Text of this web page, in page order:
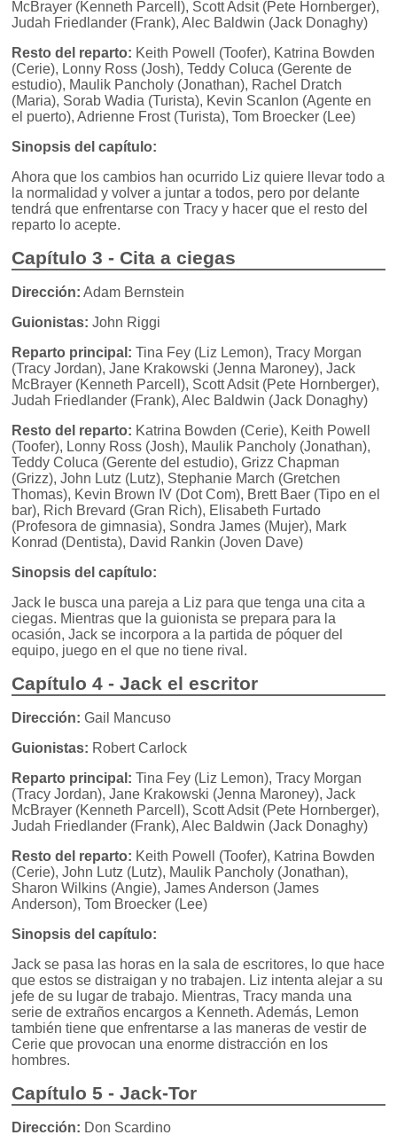
McBrayer (Kenneth Parcell), Scott Adsit (Pete Hornberger),
Judah Friedlander (Frank), Alec Baldwin (Jack Donaghy)
Resto del reparto: Keith Powell (Toofer), Katrina Bowden
(Cerie), Lonny Ross (Josh), Teddy Coluca (Gerente de
estudio), Maulik Pancholy (Jonathan), Rachel Dratch
(Maria), Sorab Wadia (Turista), Kevin Scanlon (Agente en
el puerto), Adrienne Frost (Turista), Tom Broecker (Lee)
Sinopsis del capítulo:
Ahora que los cambios han ocurrido Liz quiere llevar todo a
la normalidad y volver a juntar a todos, pero por delante
tendrá que enfrentarse con Tracy y hacer que el resto del
reparto lo acepte.
Capítulo 3 - Cita a ciegas
Dirección: Adam Bernstein
Guionistas: John Riggi
Reparto principal: Tina Fey (Liz Lemon), Tracy Morgan
(Tracy Jordan), Jane Krakowski (Jenna Maroney), Jack
McBrayer (Kenneth Parcell), Scott Adsit (Pete Hornberger),
Judah Friedlander (Frank), Alec Baldwin (Jack Donaghy)
Resto del reparto: Katrina Bowden (Cerie), Keith Powell
(Toofer), Lonny Ross (Josh), Maulik Pancholy (Jonathan),
Teddy Coluca (Gerente del estudio), Grizz Chapman
(Grizz), John Lutz (Lutz), Stephanie March (Gretchen
Thomas), Kevin Brown IV (Dot Com), Brett Baer (Tipo en el
bar), Rich Brevard (Gran Rich), Elisabeth Furtado
(Profesora de gimnasia), Sondra James (Mujer), Mark
Konrad (Dentista), David Rankin (Joven Dave)
Sinopsis del capítulo:
Jack le busca una pareja a Liz para que tenga una cita a
ciegas. Mientras que la guionista se prepara para la
ocasión, Jack se incorpora a la partida de póquer del
equipo, juego en el que no tiene rival.
Capítulo 4 - Jack el escritor
Dirección: Gail Mancuso
Guionistas: Robert Carlock
Reparto principal: Tina Fey (Liz Lemon), Tracy Morgan
(Tracy Jordan), Jane Krakowski (Jenna Maroney), Jack
McBrayer (Kenneth Parcell), Scott Adsit (Pete Hornberger),
Judah Friedlander (Frank), Alec Baldwin (Jack Donaghy)
Resto del reparto: Keith Powell (Toofer), Katrina Bowden
(Cerie), John Lutz (Lutz), Maulik Pancholy (Jonathan),
Sharon Wilkins (Angie), James Anderson (James
Anderson), Tom Broecker (Lee)
Sinopsis del capítulo:
Jack se pasa las horas en la sala de escritores, lo que hace
que estos se distraigan y no trabajen. Liz intenta alejar a su
jefe de su lugar de trabajo. Mientras, Tracy manda una
serie de extraños encargos a Kenneth. Además, Lemon
también tiene que enfrentarse a las maneras de vestir de
Cerie que provocan una enorme distracción en los
hombres.
Capítulo 5 - Jack-Tor
Dirección: Don Scardino